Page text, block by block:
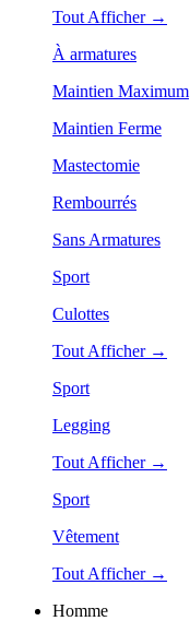
Tout Afficher →
À armatures
Maintien Maximum
Maintien Ferme
Mastectomie
Rembourrés
Sans Armatures
Sport
Culottes
Tout Afficher →
Sport
Legging
Tout Afficher →
Sport
Vêtement
Tout Afficher →
Homme